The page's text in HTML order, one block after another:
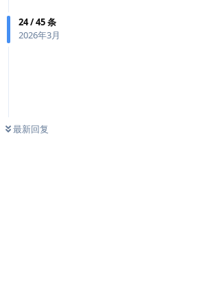
24/45条
2026年3月
最新回复